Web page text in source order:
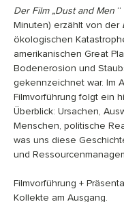
Der Film „Dust and Men
Minuten) erzählt von der
ökologischen
amerikanischen Great
Bodenerosion und
gekennzeichnet war. Im
Filmvorführung folgt ein
Überblick: Ursachen,
Menschen, politische
was uns diese
und
Filmvorführung +
Kollekte am Ausgang.